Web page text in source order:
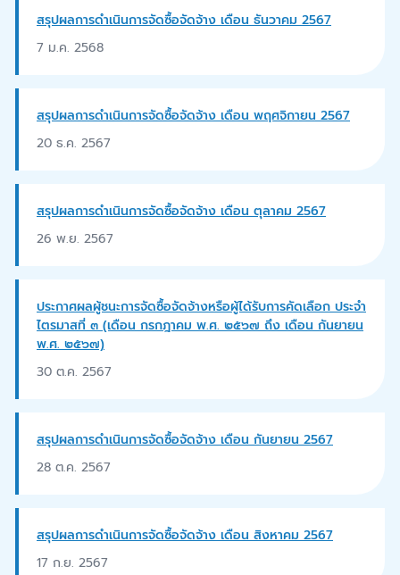
สรุปผลการดำเนินการจัดซื้อจัดจ้าง เดือน ธันวาคม 2567
7 ม.ค. 2568
สรุปผลการดำเนินการจัดซื้อจัดจ้าง เดือน พฤศจิกายน 2567
20 ธ.ค. 2567
สรุปผลการดำเนินการจัดซื้อจัดจ้าง เดือน ตุลาคม 2567
26 พ.ย. 2567
ประกาศผลผู้ชนะการจัดซื้อจัดจ้างหรือผู้ได้รับการคัดเลือก ประจำ
ไตรมาสที่ ๓ (เดือน กรกฎาคม พ.ศ. ๒๕๖๗ ถึง เดือน กันยายน
พ.ศ. ๒๕๖๗)
30 ต.ค. 2567
สรุปผลการดำเนินการจัดซื้อจัดจ้าง เดือน กันยายน 2567
28 ต.ค. 2567
สรุปผลการดำเนินการจัดซื้อจัดจ้าง เดือน สิงหาคม 2567
17 ก.ย. 2567